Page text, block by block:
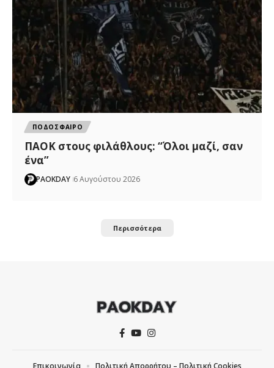
ΠΟΔΟΣΦΑΙΡΟ
ΠΑΟΚ στους φιλάθλους: “Όλοι μαζί, σαν
ένα”
PAOKDAY 6 Αυγούστου 2026
Περισσότερα
Επικοινωνία Πολιτική Απορρήτου – Πολιτική Cookies